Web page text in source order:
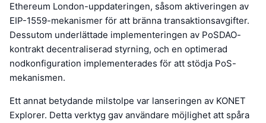
Ethereum London-uppdateringen, såsom aktiveringen av
EIP-1559-mekanismer för att bränna transaktionsavgifter.
Dessutom underlättade implementeringen av PoSDAO-
kontrakt decentraliserad styrning, och en optimerad
nodkonfiguration implementerades för att stödja PoS-
mekanismen.
Ett annat betydande milstolpe var lanseringen av KONET
Explorer. Detta verktyg gav användare möjlighet att spåra